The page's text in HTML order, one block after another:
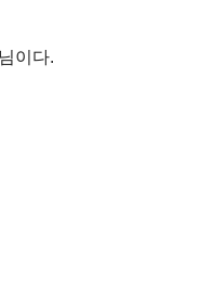
이다.